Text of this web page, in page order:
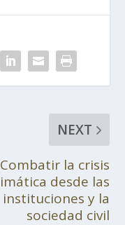
NEXT
Combatir la crisis
desde las
instituciones y la
sociedad civil